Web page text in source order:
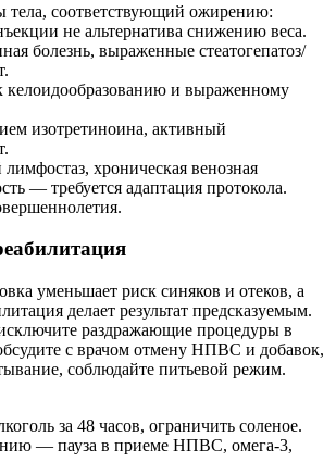
тела, соответствующий ожирению:
не альтернатива снижению веса.
болезнь, выраженные стеатогепатоз/
келоидообразованию и выраженному
изотретиноина, активный
хроническая венозная
— требуется адаптация протокола.
уменьшает риск синяков и отеков, а
делает результат предсказуемым.
раздражающие процедуры в
с врачом отмену НПВС и добавок,
соблюдайте питьевой режим.
за 48 часов, ограничить соленое.
— пауза в приеме НПВС, омега‑3,